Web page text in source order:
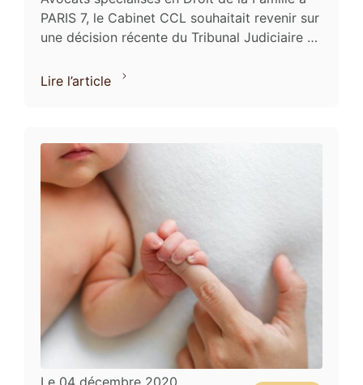
PARIS 7, le Cabinet CCL souhaitait revenir sur
une décision récente du Tribunal Judiciaire de
Lire l’article
Le 04 décembre 2020